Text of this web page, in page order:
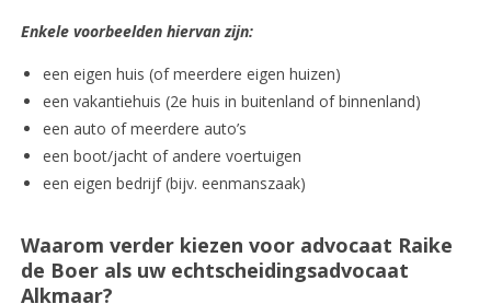
Enkele voorbeelden hiervan zijn:
een eigen huis (of meerdere eigen huizen)
een vakantiehuis (2e huis in buitenland of binnenland)
een auto of meerdere auto’s
een boot/jacht of andere voertuigen
een eigen bedrijf (bijv. eenmanszaak)
Waarom verder kiezen voor advocaat Raike
de Boer als uw echtscheidingsadvocaat
Alkmaar?